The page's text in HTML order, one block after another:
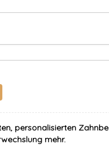
personalisierten
mehr.